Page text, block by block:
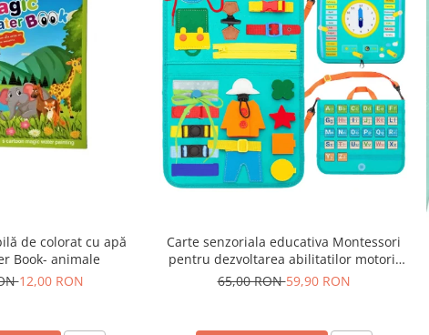
de colorat cu apă
Book- animale
12,00 RON
Carte senzoriala educativa Montessori
pentru dezvoltarea abilitatilor motorii
model calendar turquoise 4 pagini
65,00 RON59,90 RON